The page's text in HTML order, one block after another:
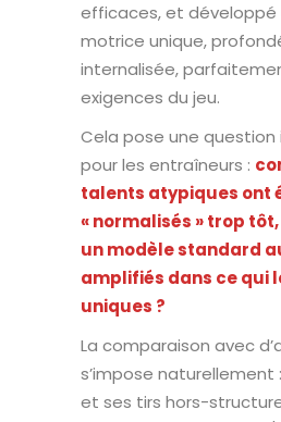
efficaces, et développé
motrice unique,
internalisée,
exigences du jeu.
Cela pose une
pour les entraîneurs :
talents atypiques ont
« normalisés » trop
un modèle standard
amplifiés dans ce qui
uniques ?
La comparaison avec
s’impose naturellement
et ses tirs hors-